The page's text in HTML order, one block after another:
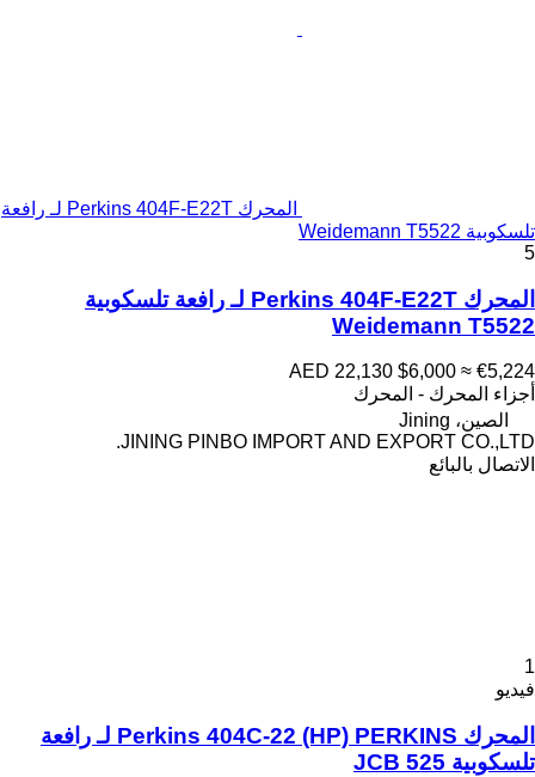
المحرك Perkins 404F-E22T لـ رافعة
تلسكوبية Weidemann T5522
5
المحرك Perkins 404F-E22T لـ رافعة تلسكوبية
Weidemann T5522
AED 22,130 $6,000 ≈ €5,224
أجزاء المحرك - المحرك
الصين، Jining
JINING PINBO IMPORT AND EXPORT CO.,LTD.
الاتصال بالبائع
1
فيديو
المحرك Perkins 404C-22 (HP) PERKINS لـ رافعة
تلسكوبية JCB 525